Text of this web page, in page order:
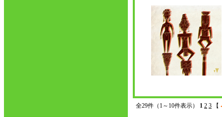
全29件（1～10件表示） 1 2 3 【